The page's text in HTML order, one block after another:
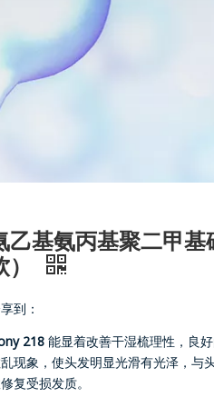
乙基氨丙基聚二甲基
）
到：
218 能显着改善干湿梳理性，良
现象，使头发明显光滑有光泽，与
复受损发质。